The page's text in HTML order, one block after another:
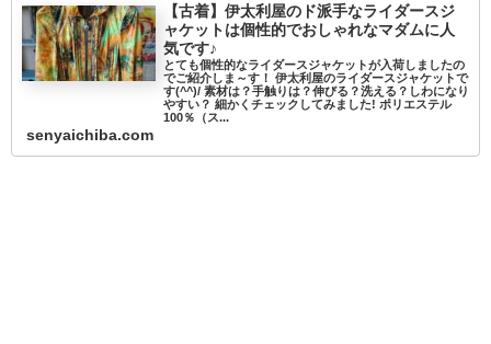
【古着】伊太利屋のド派手なライダースジ
ャケットは個性的でおしゃれなマダムに人
気です♪
とても個性的なライダースジャケットが入荷しましたの
でご紹介しま～す！ 伊太利屋のライダースジャケットで
す(^^)/ 素材は？手触りは？伸びる？洗える？しわになり
やすい？ 細かくチェックしてみました! ポリエステル
100％（ス...
senyaichiba.com